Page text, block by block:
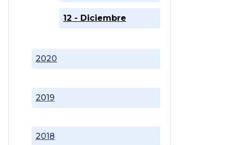
2018
2019
2020
12 - Diciembre